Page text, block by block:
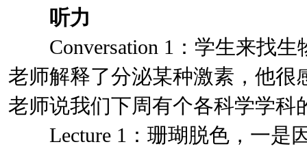
听力
Conversation 1：学生来找生
老师解释了分泌某种激素，他很
老师说我们下周有个各科学学科
Lecture 1：珊瑚脱色，一是